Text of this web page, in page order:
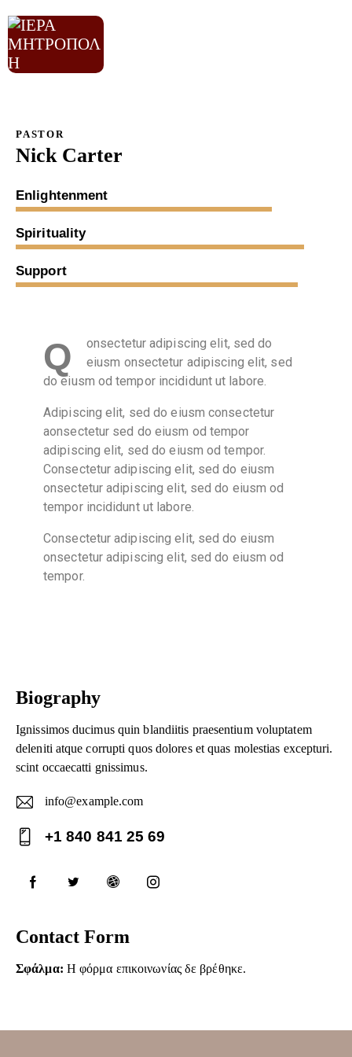
PASTOR
Nick Carter
Enlightenment
Spirituality
Support
Q
onsectetur adipiscing elit, sed do
eiusm onsectetur adipiscing elit, sed
do eiusm od tempor incididunt ut labore.
Adipiscing elit, sed do eiusm consectetur
aonsectetur sed do eiusm od tempor
adipiscing elit, sed do eiusm od tempor.
Consectetur adipiscing elit, sed do eiusm
onsectetur adipiscing elit, sed do eiusm od
tempor incididunt ut labore.
Consectetur adipiscing elit, sed do eiusm
onsectetur adipiscing elit, sed do eiusm od
tempor.
Biography
Ignissimos ducimus quin blandiitis praesentium voluptatem
deleniti atque corrupti quos dolores et quas molestias excepturi.
scint occaecatti gnissimus.
E-
ma
info@example.com
on
+1 840 841 25 69
Contact Form
Σφάλμα: Η φόρμα επικοινωνίας δε βρέθηκε.